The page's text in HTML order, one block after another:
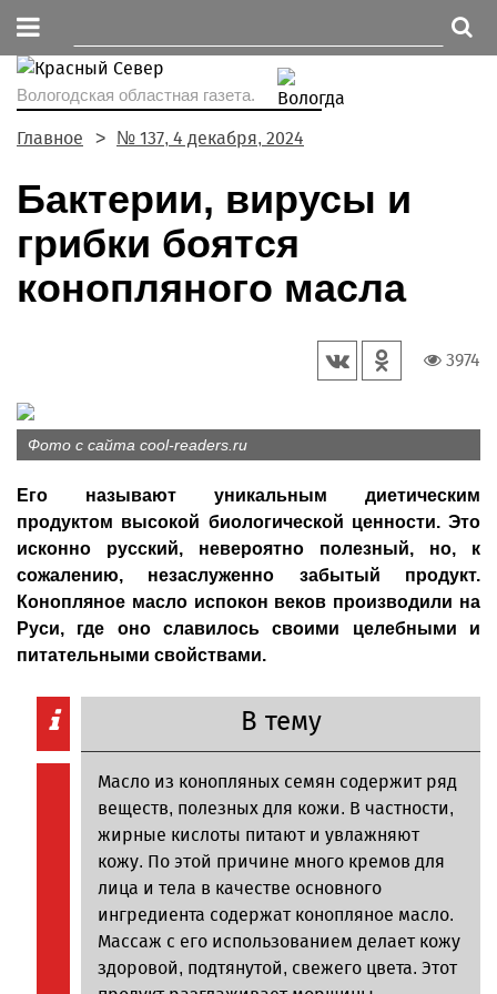
Вологодская областная газета.
Главное № 137, 4 декабря, 2024
Бактерии, вирусы и
грибки боятся
конопляного масла
3974
Фото с сайта cool-readers.ru
Его называют уникальным диетическим
продуктом высокой биологической ценности. Это
исконно русский, невероятно полезный, но, к
сожалению, незаслуженно забытый продукт.
Конопляное масло испокон веков производили на
Руси, где оно славилось своими целебными и
питательными свойствами.
В тему
Масло из конопляных семян содержит ряд
веществ, полезных для кожи. В частности,
жирные кислоты питают и увлажняют
кожу. По этой причине много кремов для
лица и тела в качестве основного
ингредиента содержат конопляное масло.
Массаж с его использованием делает кожу
здоровой, подтянутой, свежего цвета. Этот